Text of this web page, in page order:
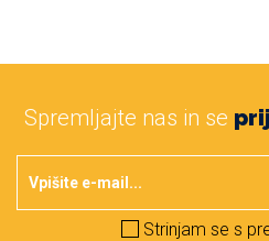
Spremljajte nas in se
Strinjam se s